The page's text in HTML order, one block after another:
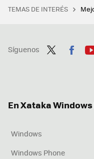
TEMAS DE INTERÉS
Síguenos
En Xataka
Windows
Windows Phone